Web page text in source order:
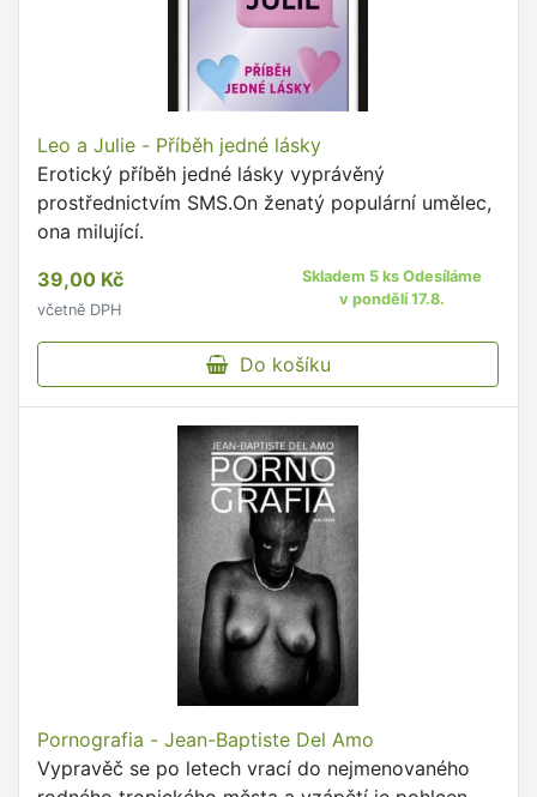
Leo a Julie - Příběh jedné lásky
Erotický příběh jedné lásky vyprávěný
prostřednictvím SMS.On ženatý populární umělec,
ona milující.
39,00 Kč
včetně DPH
Skladem 5 ks Odesíláme
v pondělí 17.8.
Do košíku
Pornografia - Jean-Baptiste Del Amo
Vypravěč se po letech vrací do nejmenovaného